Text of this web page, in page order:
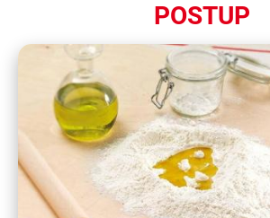
POSTUP